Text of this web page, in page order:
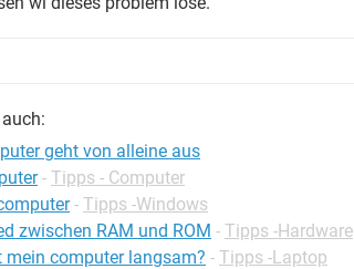
geht von alleine aus
- Tipps - Computer
- Tipps -Windows
zwischen RAM und ROM - Tipps -Hardware
mein computer langsam? - Tipps -Laptop